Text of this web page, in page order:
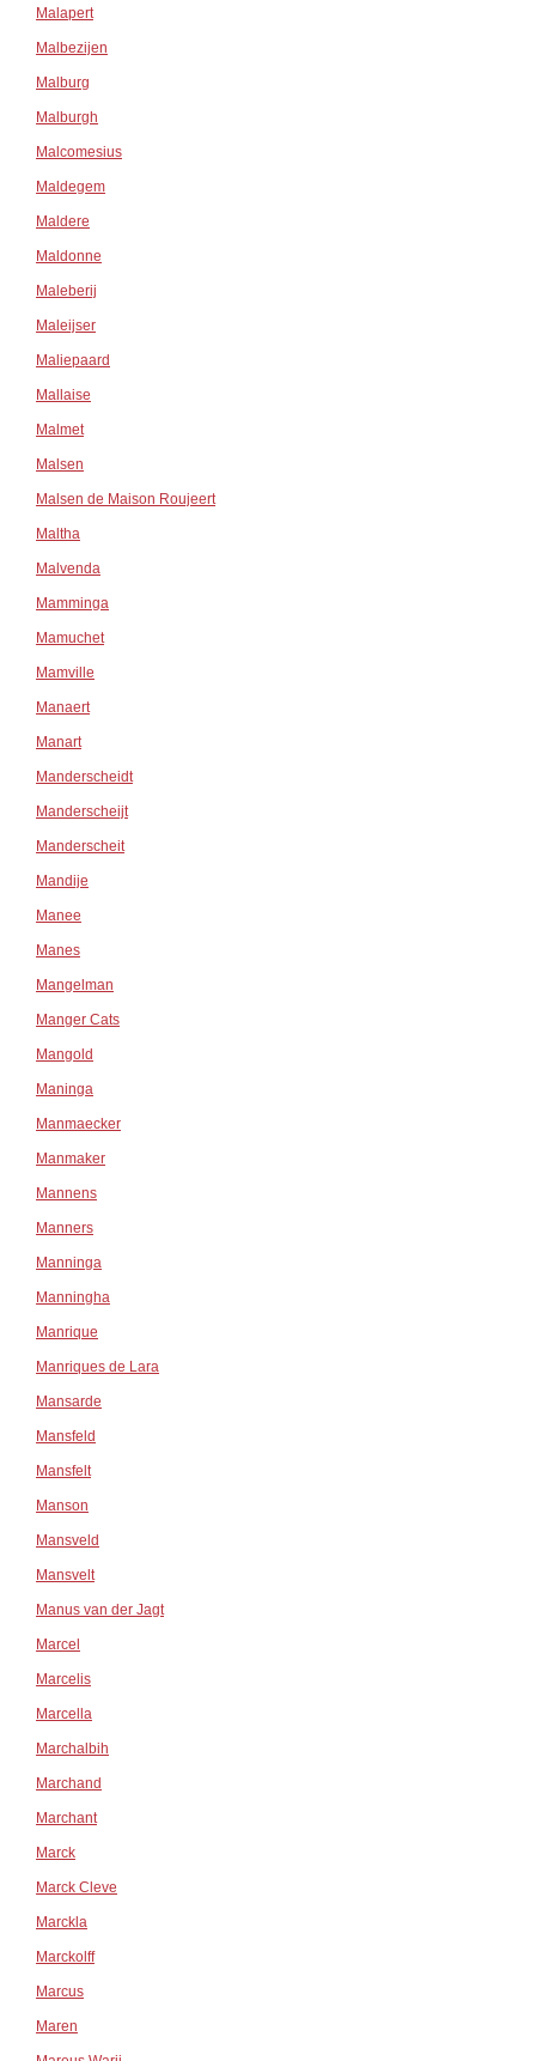
Malapert
Malbezijen
Malburg
Malburgh
Malcomesius
Maldegem
Maldere
Maldonne
Maleberij
Maleijser
Maliepaard
Mallaise
Malmet
Malsen
Malsen de Maison Roujeert
Maltha
Malvenda
Mamminga
Mamuchet
Mamville
Manaert
Manart
Manderscheidt
Manderscheijt
Manderscheit
Mandije
Manee
Manes
Mangelman
Manger Cats
Mangold
Maninga
Manmaecker
Manmaker
Mannens
Manners
Manninga
Manningha
Manrique
Manriques de Lara
Mansarde
Mansfeld
Mansfelt
Manson
Mansveld
Mansvelt
Manus van der Jagt
Marcel
Marcelis
Marcella
Marchalbih
Marchand
Marchant
Marck
Marck Cleve
Marckla
Marckolff
Marcus
Maren